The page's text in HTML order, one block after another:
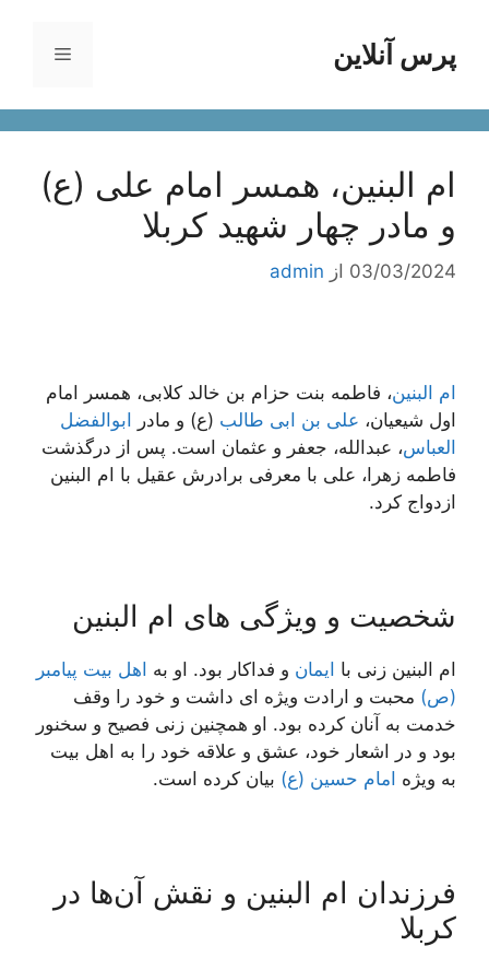
محتواپرس آنلاین فهرست
ام البنین، همسر امام علی (ع)
و مادر چهار شهید کربلا
03/03/2024 از admin
ام البنین، فاطمه بنت حزام بن خالد کلابی، همسر امام
اول شیعیان، علی بن ابی طالب (ع) و مادر
ابوالفضل
العباس، عبدالله، جعفر و عثمان است. پس از درگذشت
فاطمه زهرا، علی با معرفی برادرش عقیل با ام البنین
ازدواج کرد.
شخصیت و ویژگی های ام البنین
ام البنین زنی با ایمان و فداکار بود. او به اهل بیت پیامبر
(ص) محبت و ارادت ویژه ای داشت و خود را وقف
خدمت به آنان کرده بود. او همچنین زنی فصیح و سخنور
بود و در اشعار خود، عشق و علاقه خود را به اهل بیت
به ویژه امام حسین (ع) بیان کرده است.
فرزندان ام البنین و نقش آن‌ها در
کربلا